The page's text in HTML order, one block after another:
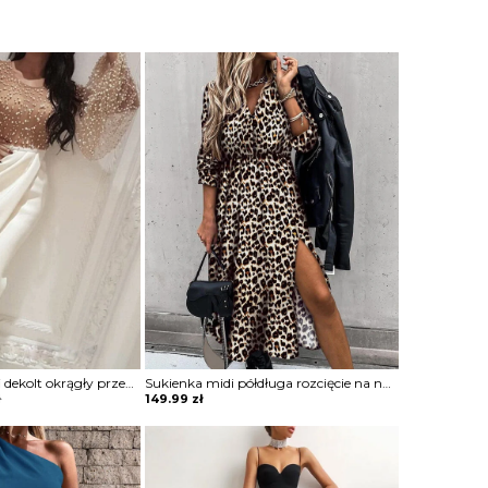
Długi rękaw bufki dekolt okrągły przeźroczysta koraliki długa maxi do ziemi wieczorowa impreza rozcięcie marszczenie suknia sukienka Glendora Sukienka midi półdługa rozcięcie na nogę marszczona w talii podkreślona talia koszulowa kołnierzyk dekolt v mankiety długi rękaw panterka cętki Lonna
149.99 zł